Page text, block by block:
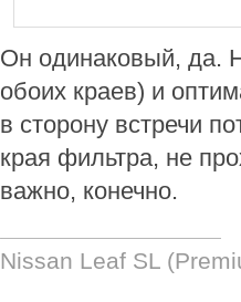
Он одинаковый, да.
обоих краев) и
в сторону встречи
края фильтра, не
важно, конечно.
Nissan Leaf SL